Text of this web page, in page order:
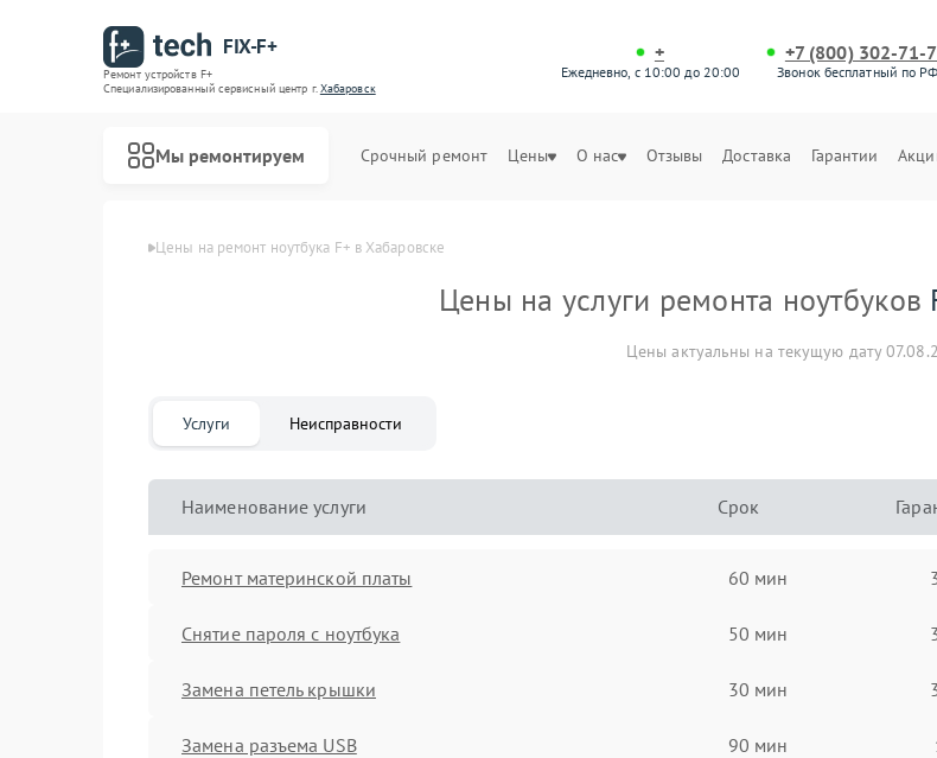
FIX-F+
Ремонт устройств F+
Специализированный cервисный центр г.Хабаровск
+
Ежедневно, с 10:00 до 20:00
+7 (800) 302-71-
Звонок бесплатный по РФ
Мы ремонтируем Срочный ремонт Цены О нас Отзывы Доставка Гарантии
Цены Цены на ремонт ноутбука F+ в Хабаровске
Цены на услуги ремонта ноутбуков
Цены актуальны на текущую дату
Услуги Неисправности
Наименование услуги Срок
Ремонт материнской платы 60 мин
Снятие пароля с ноутбука 50 мин
Замена петель крышки 30 мин
Замена разъема USB 90 мин